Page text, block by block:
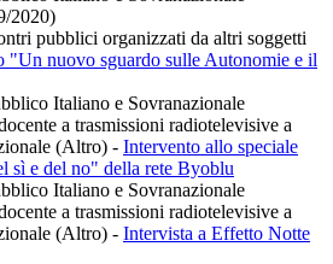
2020)
pubblici organizzati da altri soggetti
"Un nuovo sguardo sulle Autonomie e il
Italiano e Sovranazionale
a trasmissioni radiotelevisive a
(Altro) - Intervento allo speciale
sì e del no" della rete Byoblu
Italiano e Sovranazionale
a trasmissioni radiotelevisive a
(Altro) - Intervista a Effetto Notte